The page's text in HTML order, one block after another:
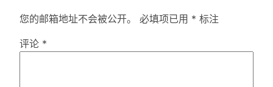
您的邮箱地址不会被公开。 必填项已用 * 标注
评论 *